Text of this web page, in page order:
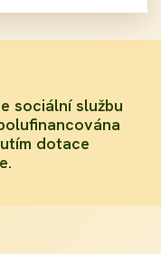
sociální službu
dotace